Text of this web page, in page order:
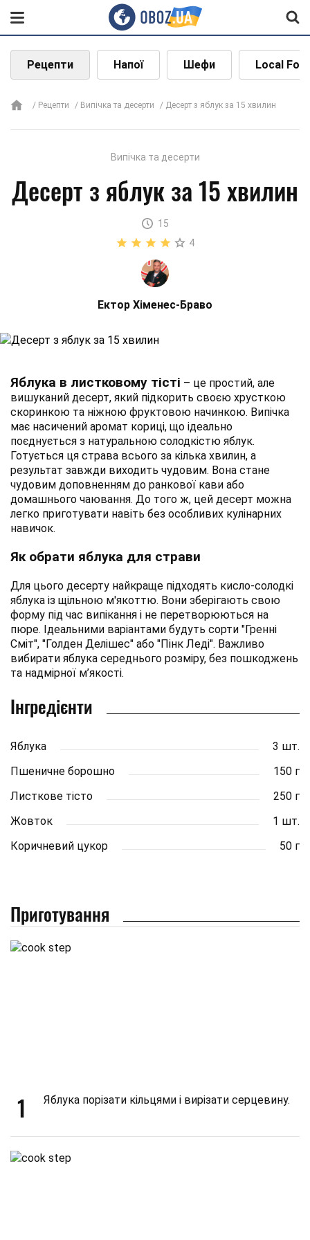
Рецепти Напої Шефи Local
Рецепти Випічка та десерти Десерт з яблук за 15 хвилин
Випічка та десерти
Десерт з яблук за 15 хвилин
15
4
Ектор Хіменес-Браво
Яблука в листковому тісті – це простий, але
вишуканий десерт, який підкорить своєю хрусткою
скоринкою та ніжною фруктовою начинкою. Випічка
має насичений аромат кориці, що ідеально
поєднується з натуральною солодкістю яблук.
Готується ця страва всього за кілька хвилин, а
результат завжди виходить чудовим. Вона стане
чудовим доповненням до ранкової кави або
домашнього чаювання. До того ж, цей десерт можна
легко приготувати навіть без особливих кулінарних
навичок.
Як обрати яблука для страви
Для цього десерту найкраще підходять кисло-солодкі
яблука із щільною м'якоттю. Вони зберігають свою
форму під час випікання і не перетворюються на
пюре. Ідеальними варіантами будуть сорти "Гренні
Сміт", "Голден Делішес" або "Пінк Леді". Важливо
вибирати яблука середнього розміру, без пошкоджень
та надмірної м’якості.
Інгредієнти
Яблука
3 шт.
Пшеничне борошно
150 г
Листкове тісто
250 г
Жовток
1 шт.
Коричневий цукор
50 г
Приготування
1 Яблука порізати кільцями і вирізати серцевину.